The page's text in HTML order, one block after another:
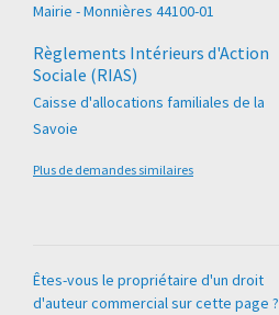
Mairie - Monnières 44100-01
Règlements Intérieurs d'Action
Sociale (RIAS)
Caisse d'allocations familiales de la
Savoie
Plus de demandes similaires
Êtes-vous le propriétaire d'un droit
d'auteur commercial sur cette page ?